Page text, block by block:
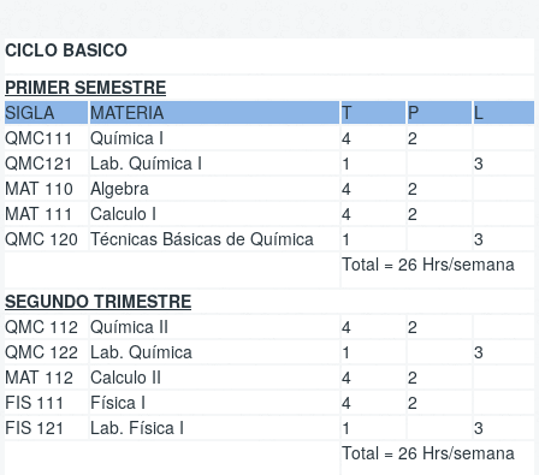
CICLO BASICO
PRIMER SEMESTRE
SIGLA
MATERIA T P
L
QMC111
Química I 4
2
QMC121
Lab. Química I 1
3
MAT 110
Algebra 4
2
MAT 111
Calculo I 4
2
QMC 120 Técnicas Básicas de Química 1
3
Total = 26 Hrs/semana
SEGUNDO TRIMESTRE
QMC 112 Química II 4
2
QMC 122 Lab. Química 1
3
MAT 112
Calculo II 4
2
FIS 111
Física I 4
2
FIS 121
Lab. Física I 1
3
Total = 26 Hrs/semana